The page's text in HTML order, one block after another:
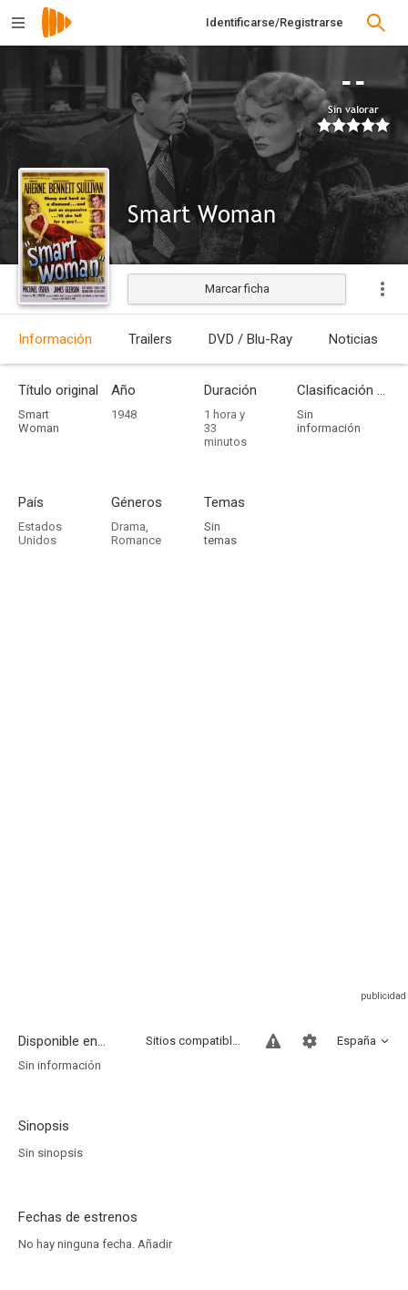
Identificarse/Registrarse
--
Sin valorar
Smart Woman
Estrenada
Marcar ficha
Información Trailers DVD / Blu-Ray Noticias
Título original
Smart
Woman
Año
1948
Duración
1 hora y
33
minutos
Clasificación por edades
Sin
información
País
Estados
Unidos
Géneros
Drama,
Romance
Temas
Sin
temas
Disponible en... España
Sitios compatibles
Sin información
Sinopsis
Sin sinopsis
Fechas de estrenos
No hay ninguna fecha. Añadir